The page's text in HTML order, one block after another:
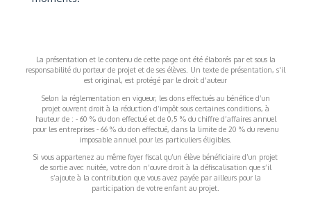
La présentation et le contenu de cette page ont été élaborés par et sous la
responsabilité du porteur de projet et de ses élèves. Un texte de présentation, s'il
est original, est protégé par le droit d'auteur
Selon la réglementation en vigueur, les dons effectués au bénéfice d’un
projet ouvrent droit à la réduction d’impôt sous certaines conditions, à
hauteur de : - 60 % du don effectué et de 0,5 % du chiffre d’affaires annuel
pour les entreprises - 66 % du don effectué, dans la limite de 20 % du revenu
imposable annuel pour les particuliers éligibles.
Si vous appartenez au même foyer fiscal qu’un élève bénéficiaire d’un projet
de sortie avec nuitée, votre don n’ouvre droit à la défiscalisation que s’il
s’ajoute à la contribution que vous avez payée par ailleurs pour la
participation de votre enfant au projet.